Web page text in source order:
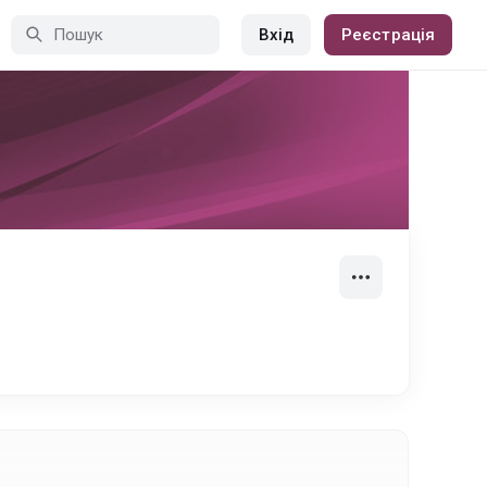
Вхід Реєстрація